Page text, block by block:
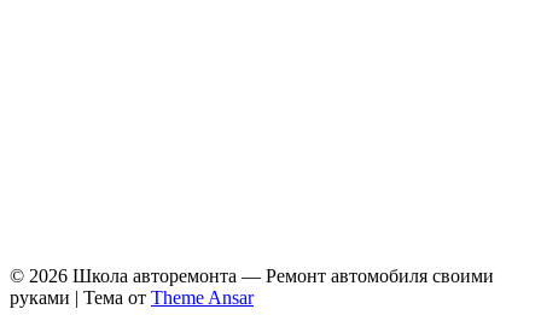
© 2026 Школа авторемонта — Ремонт автомобиля своими
руками | Тема от Theme Ansar